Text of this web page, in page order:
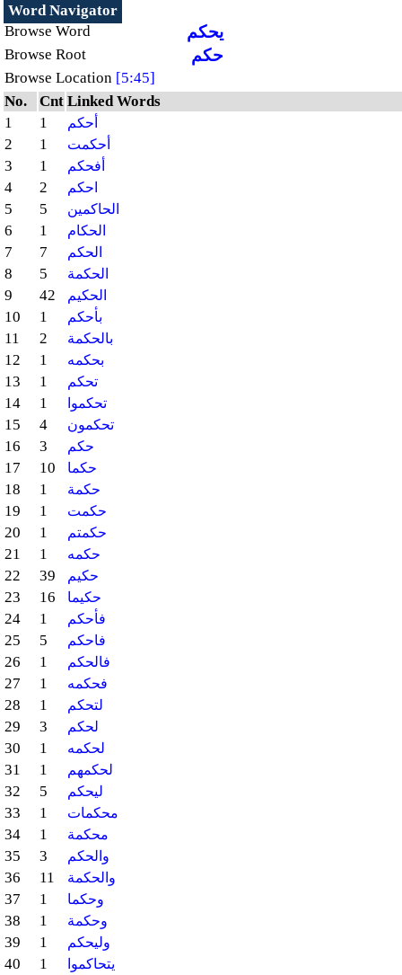
Word Navigator
Browse Word
يحكم
Browse Root حكم
Browse Location [5:45]
No.
Cnt Linked Words
1
1 أحكم
2 1 أحكمت
3 1 أفحكم
4 2 احكم
5 5 الحاكمين
6 1 الحكام
7 7 الحكم
8 5 الحكمة
9 42 الحكيم
10 1 بأحكم
11 2 بالحكمة
12 1 بحكمه
13 1 تحكم
14 1 تحكموا
15 4 تحكمون
16 3 حكم
17 10 حكما
18 1 حكمة
19 1 حكمت
20 1 حكمتم
21 1 حكمه
22 39 حكيم
23 16 حكيما
24 1 فأحكم
25 5 فاحكم
26 1 فالحكم
27 1 فحكمه
28 1 لتحكم
29 3 لحكم
30 1 لحكمه
31 1 لحكمهم
32 5 ليحكم
33 1 محكمات
34 1 محكمة
35 3 والحكم
36 11 والحكمة
37 1 وحكما
38 1 وحكمة
39 1 وليحكم
40 1 يتحاكموا